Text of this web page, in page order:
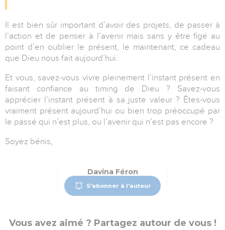
Il est bien sûr important d’avoir des projets, de passer à
l’action et de penser à l’avenir mais sans y être figé au
point d’en oublier le présent, le maintenant, ce cadeau
que Dieu nous fait aujourd’hui.
Et vous, savez-vous vivre pleinement l’instant présent en
faisant confiance au timing de Dieu ? Savez-vous
apprécier l’instant présent à sa juste valeur ? Êtes-vous
vraiment présent aujourd’hui ou bien trop préoccupé par
le passé qui n’est plus, ou l’avenir qui n’est pas encore ?
Soyez bénis,
Davina Féron
S'abonner à l'auteur
Vous avez aimé ? Partagez autour de vous !